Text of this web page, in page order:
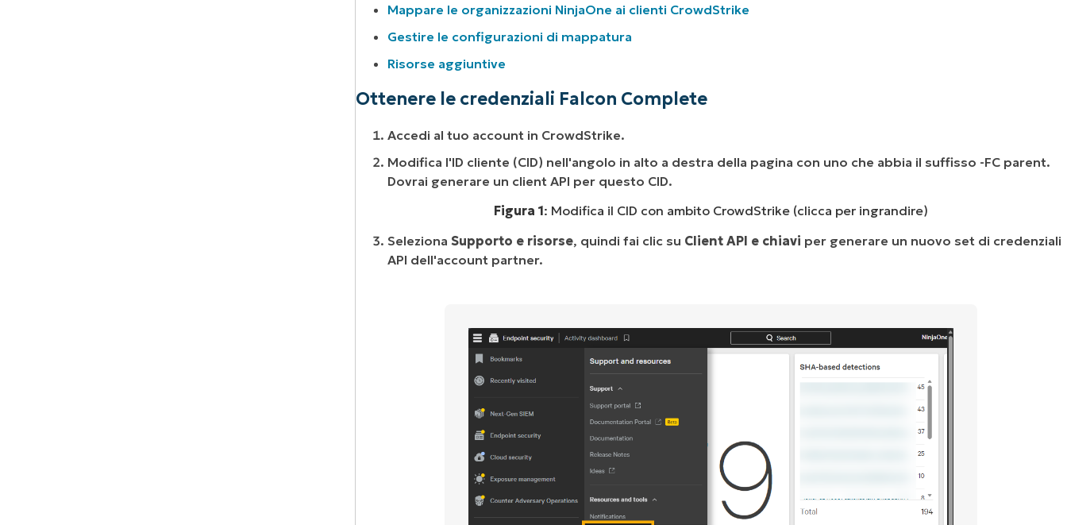
Mappare le organizzazioni NinjaOne ai clienti CrowdStrike
Gestire le configurazioni di mappatura
Risorse aggiuntive
Ottenere le credenziali Falcon Complete
Accedi al tuo account in CrowdStrike.
Modifica l'ID cliente (CID) nell'angolo in alto a destra della pagina con uno che abbia il suffisso -FC parent.
Dovrai generare un client API per questo CID.
Figura 1: Modifica il CID con ambito CrowdStrike (clicca per ingrandire)
Seleziona Supporto e risorse, quindi fai clic su Client API e chiavi per generare un nuovo set di credenziali
API dell'account partner.